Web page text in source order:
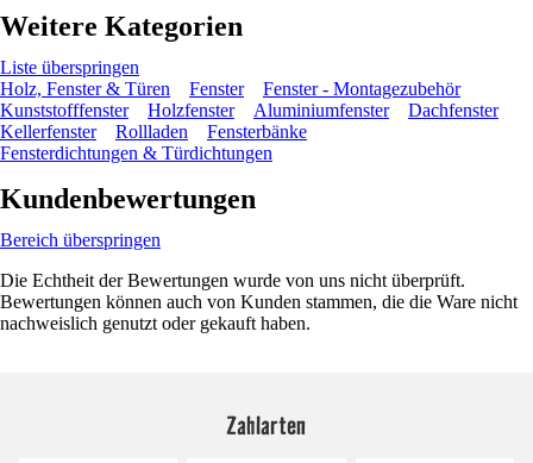
Weitere Kategorien
Liste überspringen
Holz, Fenster & Türen
Fenster
Fenster - Montagezubehör
Kunststofffenster
Holzfenster Aluminiumfenster
Dachfenster
Kellerfenster
Rollladen
Fensterbänke
Fensterdichtungen & Türdichtungen
Kundenbewertungen
Bereich überspringen
Die Echtheit der Bewertungen wurde von uns nicht überprüft.
Bewertungen können auch von Kunden stammen, die die Ware nicht
nachweislich genutzt oder gekauft haben.
Zahlarten